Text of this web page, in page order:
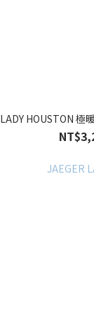
LADY HOUSTON 極